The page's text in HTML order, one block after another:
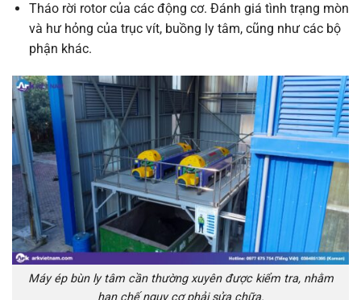
Tháo rời rotor của các động cơ. Đánh giá tình trạng mòn
và hư hỏng của trục vít, buồng ly tâm, cũng như các bộ
phận khác.
Máy ép bùn ly tâm cần thường xuyên được kiểm tra, nhằm